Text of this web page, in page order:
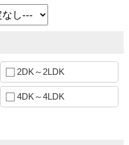
2DK～2LDK
4DK～4LDK